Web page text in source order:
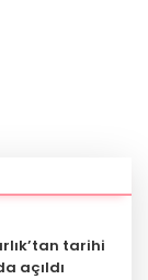
tarihi
açıldı